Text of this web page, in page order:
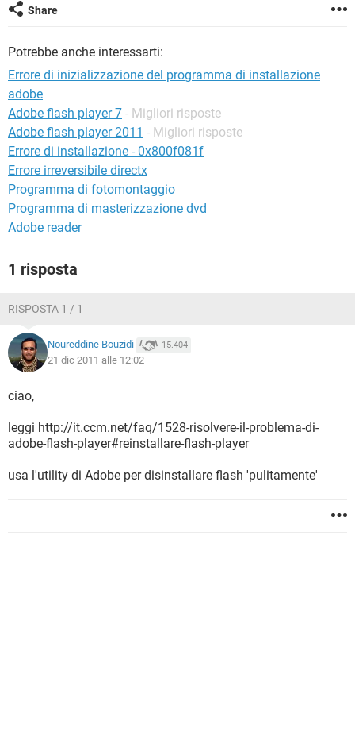
Share
Potrebbe anche interessarti:
Errore di inizializzazione del programma di installazione
adobe
Adobe flash player 7 - Migliori risposte
Adobe flash player 2011 - Migliori risposte
Errore di installazione - 0x800f081f
Errore irreversibile directx
Programma di fotomontaggio
Programma di masterizzazione dvd
Adobe reader
1 risposta
RISPOSTA 1 / 1
Noureddine Bouzidi 15.404
21 dic 2011 alle 12:02
ciao,
leggi http://it.ccm.net/faq/1528-risolvere-il-problema-di-
adobe-flash-player#reinstallare-flash-player
usa l'utility di Adobe per disinstallare flash 'pulitamente'